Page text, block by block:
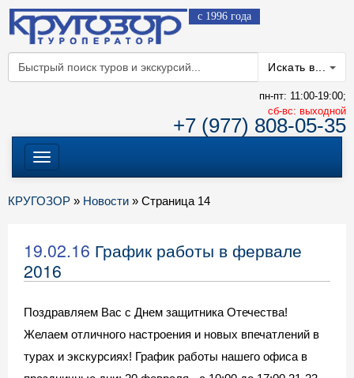
с 1996 года
Искать в...
пн-пт: 11:00-19:00;
cб-вс: выходной
+7 (977) 808-05-35
Меню
КРУГОЗОР » Новости » Страница 14
19.02.16 График работы в фервале
2016
Поздравляем Вас с Днем защитника Отечества!
Желаем отличного настроения и новых впечатлений в
турах и экскурсиях! График работы нашего офиса в